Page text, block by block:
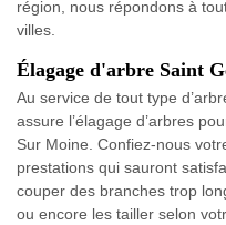
région, nous répondons à
villes.
Élagage d'arbre Saint
Au service de tout type
assure l’élagage d’arbres
Sur Moine. Confiez-nous
prestations qui sauront
couper des branches trop
ou encore les tailler selon